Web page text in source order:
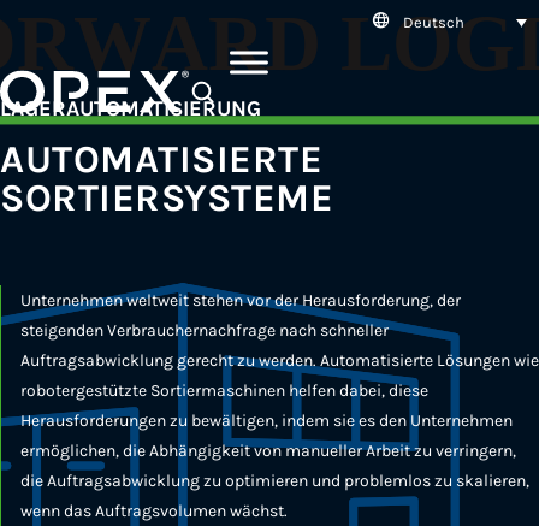
Deutsch
LAGERAUTOMATISIERUNG
AUTOMATISIERTE
SORTIERSYSTEME
Unternehmen weltweit stehen vor der Herausforderung, der
steigenden Verbrauchernachfrage nach schneller
Auftragsabwicklung gerecht zu werden. Automatisierte Lösungen wie
robotergestützte Sortiermaschinen helfen dabei, diese
Herausforderungen zu bewältigen, indem sie es den Unternehmen
ermöglichen, die Abhängigkeit von manueller Arbeit zu verringern,
die Auftragsabwicklung zu optimieren und problemlos zu skalieren,
wenn das Auftragsvolumen wächst.